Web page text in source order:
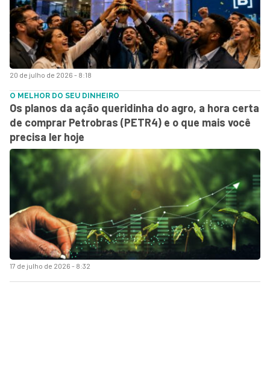
20 de julho de 2026 - 8:18
17 de julho de 2026 - 8:32
O MELHOR DO SEU DINHEIRO
Os planos da ação queridinha do agro, a hora certa
de comprar Petrobras (PETR4) e o que mais você
precisa ler hoje